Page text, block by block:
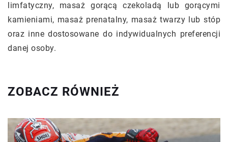
limfatyczny, masaż gorącą czekoladą lub gorącymi
kamieniami, masaż prenatalny, masaż twarzy lub stóp
oraz inne dostosowane do indywidualnych preferencji
danej osoby.
ZOBACZ RÓWNIEŻ